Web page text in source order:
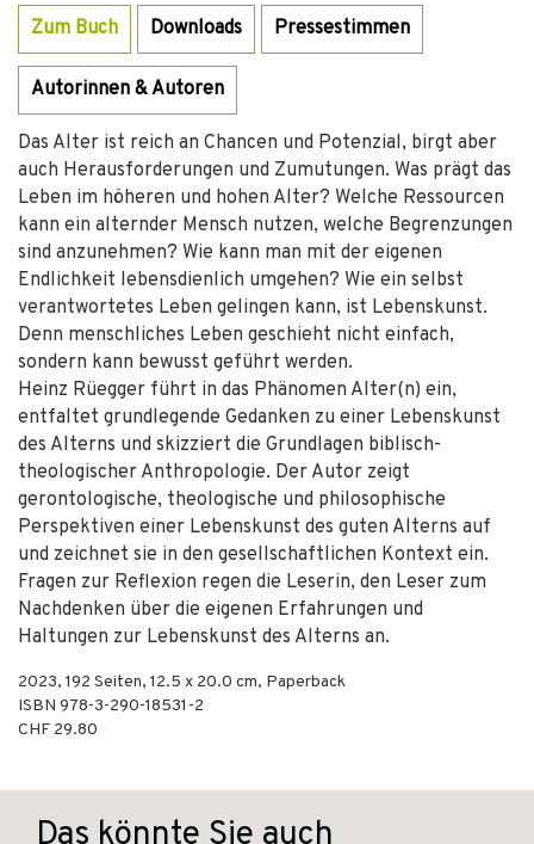
Zum Buch Downloads Pressestimmen
Autorinnen & Autoren
Das Alter ist reich an Chancen und Potenzial, birgt aber
auch Herausforderungen und Zumutungen. Was prägt das
Leben im höheren und hohen Alter? Welche Ressourcen
kann ein alternder Mensch nutzen, welche Begrenzungen
sind anzunehmen? Wie kann man mit der eigenen
Endlichkeit lebensdienlich umgehen? Wie ein selbst
verantwortetes Leben gelingen kann, ist Lebenskunst.
Denn menschliches Leben geschieht nicht einfach,
sondern kann bewusst geführt werden.
Heinz Rüegger führt in das Phänomen Alter(n) ein,
entfaltet grundlegende Gedanken zu einer Lebenskunst
des Alterns und skizziert die Grundlagen biblisch-
theologischer Anthropologie. Der Autor zeigt
gerontologische, theologische und philosophische
Perspektiven einer Lebenskunst des guten Alterns auf
und zeichnet sie in den gesellschaftlichen Kontext ein.
Fragen zur Reflexion regen die Leserin, den Leser zum
Nachdenken über die eigenen Erfahrungen und
Haltungen zur Lebenskunst des Alterns an.
2023, 192 Seiten, 12.5 x 20.0 cm, Paperback
ISBN 978-3-290-18531-2
CHF 29.80